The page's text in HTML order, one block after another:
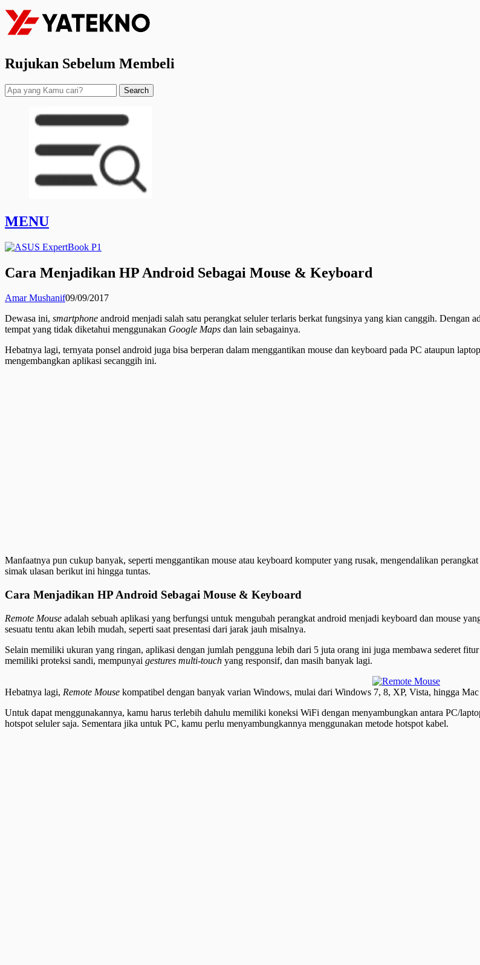
Rujukan Sebelum Membeli
Search
MENU
Cara Menjadikan HP Android Sebagai Mouse & Keyboard
Amar Mushanif09/09/2017
Dewasa ini, smartphone android menjadi salah satu perangkat seluler terlaris berkat fungsinya yang kian canggih. Dengan
tempat yang tidak diketahui menggunakan Google Maps dan lain sebagainya.
Hebatnya lagi, ternyata ponsel android juga bisa berperan dalam menggantikan mouse dan keyboard pada PC ataupun
mengembangkan aplikasi secanggih ini.
Manfaatnya pun cukup banyak, seperti menggantikan mouse atau keyboard komputer yang rusak, mengendalikan
simak ulasan berikut ini hingga tuntas.
Cara Menjadikan HP Android Sebagai Mouse & Keyboard
Remote Mouse adalah sebuah aplikasi yang berfungsi untuk mengubah perangkat android menjadi keyboard dan mouse
sesuatu tentu akan lebih mudah, seperti saat presentasi dari jarak jauh misalnya.
Selain memiliki ukuran yang ringan, aplikasi dengan jumlah pengguna lebih dari 5 juta orang ini juga membawa sederet
memiliki proteksi sandi, mempunyai gestures multi-touch yang responsif, dan masih banyak lagi.
Hebatnya lagi, Remote Mouse kompatibel dengan banyak varian Windows, mulai dari Windows 7, 8, XP, Vista, hingga
Untuk dapat menggunakannya, kamu harus terlebih dahulu memiliki koneksi WiFi dengan menyambungkan antara PC/
hotspot seluler saja. Sementara jika untuk PC, kamu perlu menyambungkannya menggunakan metode hotspot kabel.